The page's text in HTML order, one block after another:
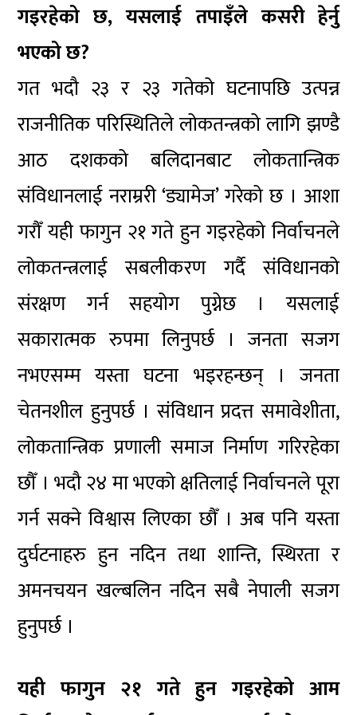
गइरहेको छ, यसलाई तपाइँले कसरी हेर्नु
भएको छ?
गत भदौ २३ र २३ गतेको घटनापछि उत्पन्न
राजनीतिक परिस्थितिले लोकतन्त्रको लागि झण्डै
आठ दशकको बलिदानबाट लोकतान्त्रिक
संविधानलाई नराम्ररी ‘ड्यामेज’ गरेको छ । आशा
गरौँ यही फागुन २१ गते हुन गइरहेको निर्वाचनले
लोकतन्त्रलाई सबलीकरण गर्दै संविधानको
संरक्षण गर्न सहयोग पुग्नेछ । यसलाई
सकारात्मक रुपमा लिनुपर्छ । जनता सजग
नभएसम्म यस्ता घटना भइरहन्छन् । जनता
चेतनशील हुनुपर्छ । संविधान प्रदत्त समावेशीता,
लोकतान्त्रिक प्रणाली समाज निर्माण गरिरहेका
छौँ । भदौ २४ मा भएको क्षतिलाई निर्वाचनले पूरा
गर्न सक्ने विश्वास लिएका छौँ । अब पनि यस्ता
दुर्घटनाहरु हुन नदिन तथा शान्ति, स्थिरता र
अमनचयन खल्बलिन नदिन सबै नेपाली सजग
हुनुपर्छ ।
यही फागुन २१ गते हुन गइरहेको आम